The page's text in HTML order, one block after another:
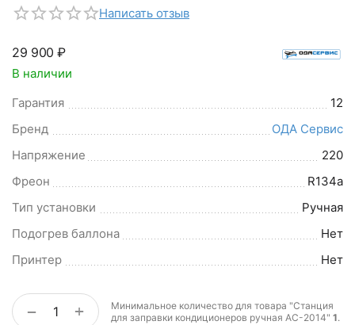
Написать отзыв
29 900 ₽
В наличии
Гарантия
12
Бренд
ОДА Сервис
Напряжение
220
Фреон
R134a
Тип установки
Ручная
Подогрев баллона
Нет
Принтер
Нет
+
−
Минимальное количество для товара "Станция
для заправки кондиционеров ручная АC-2014" 1.